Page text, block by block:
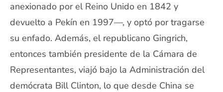
anexionado por el Reino Unido en 1842 y
devuelto a Pekín en 1997—, y optó por tragarse
su enfado. Además, el republicano Gingrich,
entonces también presidente de la Cámara de
Representantes, viajó bajo la Administración del
demócrata Bill Clinton, lo que desde China se